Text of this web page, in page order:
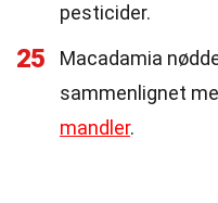
pesticider.
25
Macadamia
sammenlignet
mandler.